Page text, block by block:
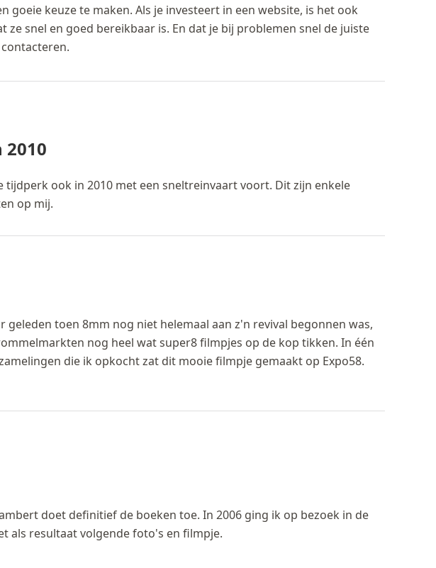
goeie keuze te maken. Als je investeert in een website, is het ook
ze snel en goed bereikbaar is. En dat je bij problemen snel de juiste
tijdperk ook in 2010 met een sneltreinvaart voort. Dit zijn enkele
op mij.
geleden toen 8mm nog niet helemaal aan z'n revival begonnen was,
nog heel wat super8 filmpjes op de kop tikken. In één
die ik opkocht zat dit mooie filmpje gemaakt op Expo58.
doet definitief de boeken toe. In 2006 ging ik op bezoek in de
als resultaat volgende foto's en filmpje.